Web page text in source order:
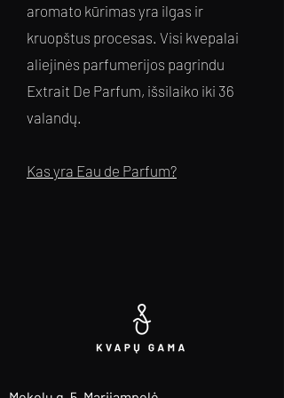
aromato kūrimas yra ilgas ir
kruopštus procesas. Visi kvepalai
aliejinės parfumerijos pagrindu
Extrait De Parfum, išsilaiko iki 36
valandų.
Kas yra Eau de Parfum?